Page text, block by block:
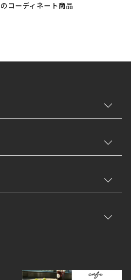
コーディネート商品